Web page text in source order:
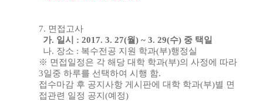
7. 면접고사
가. 일시 : 2017. 3. 27(월) ~ 3. 29(수) 중 택일
나. 장소 : 복수전공 지원 학과(부)행정실
※ 면접일정은 각 해당 대학 학과(부)의 사정에 따라
3일중 하루를 선택하여 시행 함.
접수마감 후 공지사항 게시판에 대학 학과(부)별 면
접관련 일정 공지(예정)